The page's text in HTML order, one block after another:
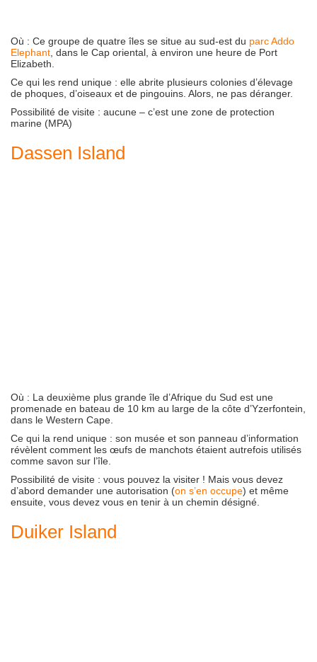
Où : Ce groupe de quatre îles se situe au sud-est du parc Addo
Elephant , dans le Cap oriental, à environ une heure de Port
Elizabeth.
Ce qui les rend unique : elle abrite plusieurs colonies d’élevage
de phoques, d’oiseaux et de pingouins. Alors, ne pas déranger.
Possibilité de visite : aucune – c’est une zone de protection
marine (MPA)
Dassen Island
Où : La deuxième plus grande île d’Afrique du Sud est une
promenade en bateau de 10 km au large de la côte d’Yzerfontein,
dans le Western Cape.
Ce qui la rend unique : son musée et son panneau d’information
révèlent comment les œufs de manchots étaient autrefois utilisés
comme savon sur l’île.
Possibilité de visite : vous pouvez la visiter ! Mais vous devez
d’abord demander une autorisation (on s’en occupe) et même
ensuite, vous devez vous en tenir à un chemin désigné.
Duiker Island